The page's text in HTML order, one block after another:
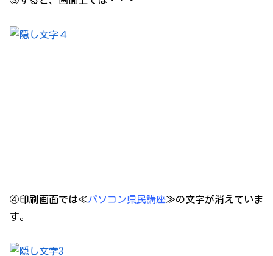
④印刷画面では≪パソコン県民講座≫の文字が消えていま
す。